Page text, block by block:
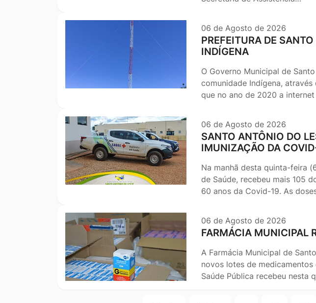
06 de Agosto de 2026
PREFEITURA DE
INDÍGENA
O Governo Municipal de
comunidade Indígena,
que no ano de 2020 a
06 de Agosto de 2026
SANTO ANTÔNIO DO
IMUNIZAÇÃO DA
Na manhã desta quinta-feira
de Saúde, recebeu mais 105
60 anos da Covid-19. As
06 de Agosto de 2026
FARMÁCIA MUNICIPAL
A Farmácia Municipal de
novos lotes de
Saúde Pública recebeu nesta